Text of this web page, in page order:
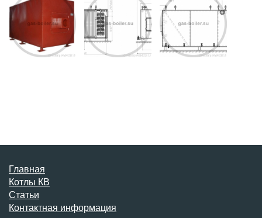
Главная
Котлы КВ
Статьи
Контактная информация